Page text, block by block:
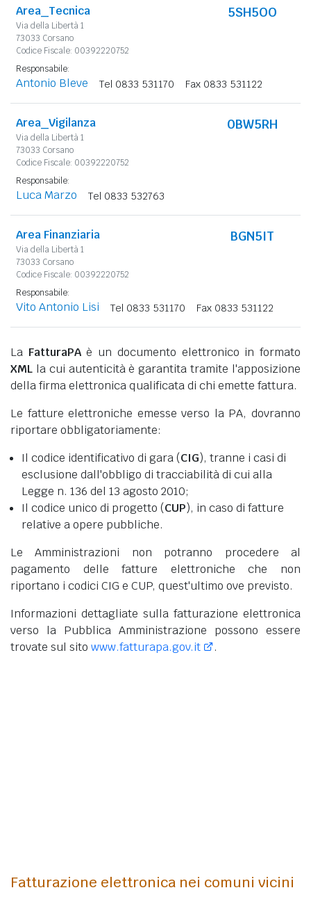
Area_Tecnica
Via della Libertà 1
73033 Corsano
Codice Fiscale: 00392220752
5SH5OO
Responsabile:
Antonio Bleve Tel 0833 531170 Fax 0833 531122
Area_Vigilanza
Via della Libertà 1
73033 Corsano
Codice Fiscale: 00392220752
0BW5RH
Responsabile:
Luca Marzo Tel 0833 532763
Area Finanziaria
Via della Libertà 1
73033 Corsano
Codice Fiscale: 00392220752
BGN5IT
Responsabile:
Vito Antonio Lisi Tel 0833 531170 Fax 0833 531122
La FatturaPAè un documento elettronico in formato
XML la cui autenticità è garantita tramite l'apposizione
della firma elettronica qualificata di chi emette fattura.
Le fatture elettroniche emesse verso la PA, dovranno
riportare obbligatoriamente:
Il codice identificativo di gara (CIG), tranne i casi di
esclusione dall'obbligo di tracciabilità di cui alla
Legge n. 136 del 13 agosto 2010;
Il codice unico di progetto (CUP), in caso di fatture
relative a opere pubbliche.
Le Amministrazioni non potranno procedere al
pagamento delle fatture elettroniche che non
riportano i codici CIG e CUP, quest'ultimo ove previsto.
Informazioni dettagliate sulla fatturazione elettronica
verso la Pubblica Amministrazione possono essere
trovate sul sito www.fatturapa.gov.it .
Fatturazione elettronica nei comuni vicini